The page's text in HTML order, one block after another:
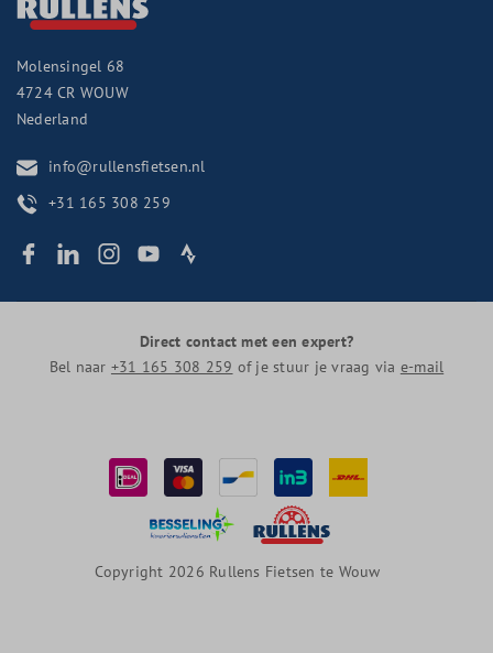
Molensingel 68
4724 CR WOUW
Nederland
info@rullensfietsen.nl
+31 165 308 259
Direct contact met een expert?
Bel naar +31 165 308 259 of je stuur je vraag via e-mail
Copyright 2026 Rullens Fietsen te Wouw